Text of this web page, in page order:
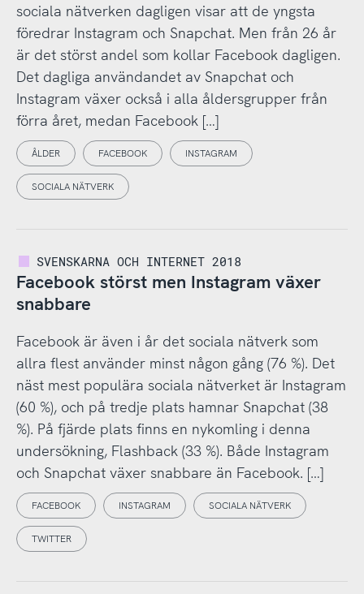
sociala nätverken dagligen visar att de yngsta
föredrar Instagram och Snapchat. Men från 26 år
är det störst andel som kollar Facebook dagligen.
Det dagliga användandet av Snapchat och
Instagram växer också i alla åldersgrupper från
förra året, medan Facebook […]
ÅLDER FACEBOOK INSTAGRAM
SOCIALA NÄTVERK
SVENSKARNA OCH INTERNET 2018
Facebook störst men Instagram växer
snabbare
Facebook är även i år det sociala nätverk som
allra flest använder minst någon gång (76 %). Det
näst mest populära sociala nätverket är Instagram
(60 %), och på tredje plats hamnar Snapchat (38
%). På fjärde plats finns en nykomling i denna
undersökning, Flashback (33 %). Både Instagram
och Snapchat växer snabbare än Facebook. […]
FACEBOOK INSTAGRAM SOCIALA NÄTVERK
TWITTER